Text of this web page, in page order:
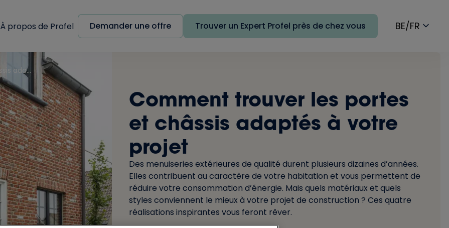
À propos de Profel Demander une offre Trouver un Expert Profel près de chez vous BE/FR
Comment trouver les portes et châssis adaptés à votre projet
Comment trouver les portes
et châssis adaptés à votre
projet
Des menuiseries extérieures de qualité durent plusieurs dizaines d’années.
Elles contribuent au caractère de votre habitation et vous permettent de
réduire votre consommation d’énergie. Mais quels matériaux et quels
styles conviennent le mieux à votre projet de construction ? Ces quatre
réalisations inspirantes vous feront rêver.